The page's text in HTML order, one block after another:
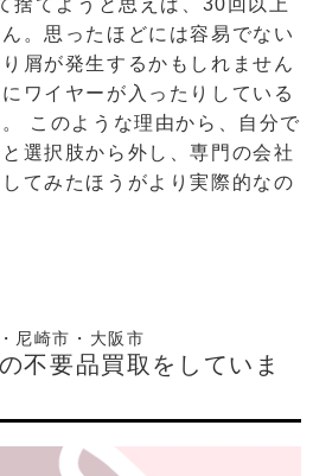
捨てようと思えば、30回以上
。思ったほどには容易でない
屑が発生するかもしれません
ワイヤーが入ったりしている
このような理由から、自分で
選択肢から外し、専門の会社
てみたほうがより実際的なの
尼崎市・大阪市
不要品買取をしていま